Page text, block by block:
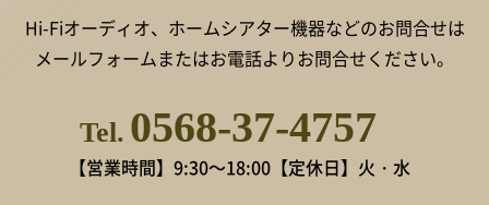
Hi-Fiオーディオ、ホームシアター機器などのお問合せは
メールフォームまたはお電話よりお問合せください。
Tel. 0568-37-4757
【営業時間】9:30～18:00【定休日】火・水